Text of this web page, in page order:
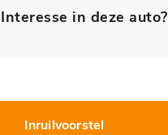
Interesse in deze auto?
Inruilvoorstel